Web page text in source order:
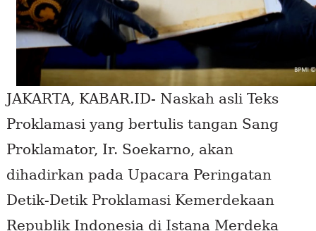
Detik-
Detik
Proklamasi
Merdeka
JAKARTA, KABAR.ID- Naskah asli Teks
Proklamasi yang bertulis tangan Sang
Proklamator, Ir. Soekarno, akan
dihadirkan pada Upacara Peringatan
Detik-Detik Proklamasi Kemerdekaan
Republik Indonesia di Istana Merdeka